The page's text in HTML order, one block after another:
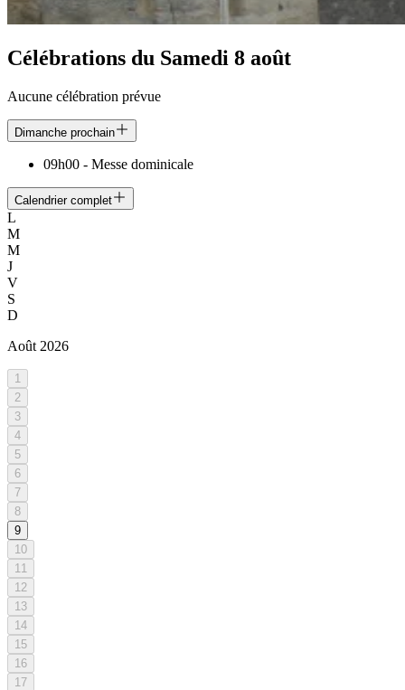
Célébrations du Samedi 8 août
Aucune célébration prévue
Dimanche prochain
09h00 - Messe dominicale
Calendrier complet
L
M
M
J
V
S
D
Août 2026
1
2
3
4
5
6
7
8
9
10
11
12
13
14
15
16
17